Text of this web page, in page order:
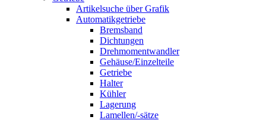
Artikelsuche über Grafik
Automatikgetriebe
Bremsband
Dichtungen
Drehmomentwandler
Gehäuse/Einzelteile
Getriebe
Halter
Kühler
Lagerung
Lamellen/-sätze